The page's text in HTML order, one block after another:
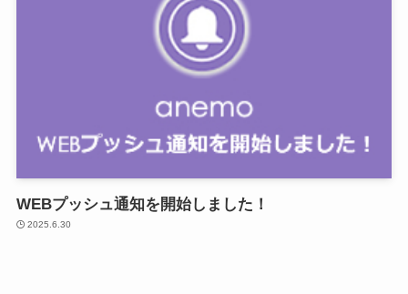
WEBプッシュ通知を開始しました！
2025.6.30